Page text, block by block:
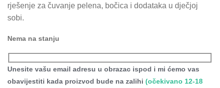
rješenje za čuvanje pelena, bočica i dodataka u dječjoj
sobi.
Nema na stanju
Unesite vašu email adresu u obrazac ispod i mi ćemo vas
obavijestiti kada proizvod bude na zalihi (očekivano 12-18